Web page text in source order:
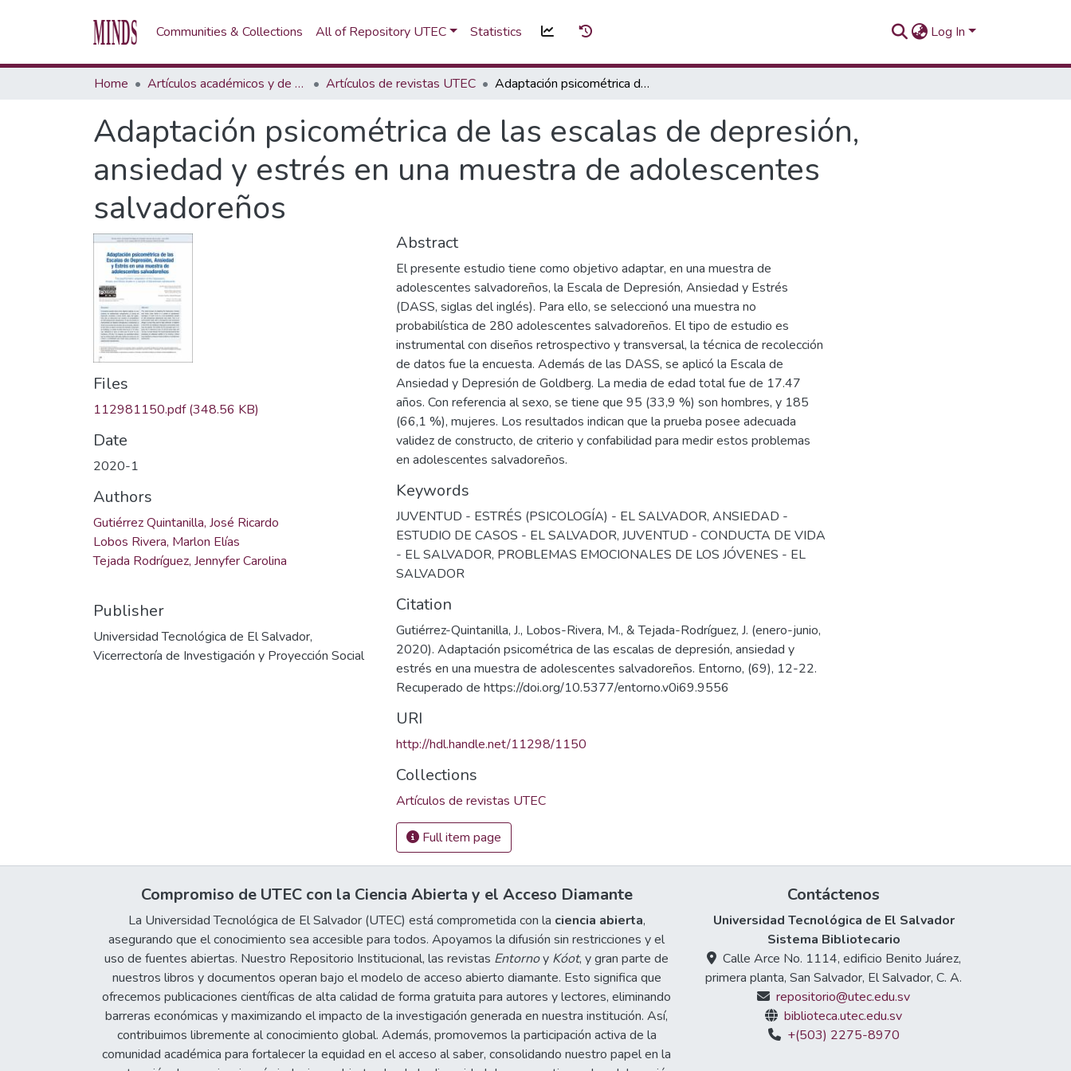
Communities & Collections All of Repository UTEC Statistics Log In
Home Artículos académicos y de opinión Artículos de revistas UTEC Adaptación psicométrica de las escalas de depresión, ansiedad y estrés en una muestra de adolescentes salvadoreños
Adaptación psicométrica de las escalas de depresión,
ansiedad y estrés en una muestra de adolescentes
salvadoreños
Files
112981150.pdf(348.56 KB)
Date
2020-1
Authors
Gutiérrez Quintanilla, José Ricardo
Lobos Rivera, Marlon Elías
Tejada Rodríguez, Jennyfer Carolina
Publisher
Universidad Tecnológica de El Salvador,
Vicerrectoría de Investigación y Proyección Social
Abstract
El presente estudio tiene como objetivo adaptar, en una muestra de
adolescentes salvadoreños, la Escala de Depresión, Ansiedad y Estrés
(DASS, siglas del inglés). Para ello, se seleccionó una muestra no
probabilística de 280 adolescentes salvadoreños. El tipo de estudio es
instrumental con diseños retrospectivo y transversal, la técnica de recolección
de datos fue la encuesta. Además de las DASS, se aplicó la Escala de
Ansiedad y Depresión de Goldberg. La media de edad total fue de 17.47
años. Con referencia al sexo, se tiene que 95 (33,9 %) son hombres, y 185
(66,1 %), mujeres. Los resultados indican que la prueba posee adecuada
validez de constructo, de criterio y confabilidad para medir estos problemas
en adolescentes salvadoreños.
Keywords
JUVENTUD - ESTRÉS (PSICOLOGÍA) - EL SALVADOR, ANSIEDAD -
ESTUDIO DE CASOS - EL SALVADOR, JUVENTUD - CONDUCTA DE VIDA
- EL SALVADOR, PROBLEMAS EMOCIONALES DE LOS JÓVENES - EL
SALVADOR
Citation
Gutiérrez-Quintanilla, J., Lobos-Rivera, M., & Tejada-Rodríguez, J. (enero-junio,
2020). Adaptación psicométrica de las escalas de depresión, ansiedad y
estrés en una muestra de adolescentes salvadoreños. Entorno, (69), 12-22.
Recuperado de https://doi.org/10.5377/entorno.v0i69.9556
URI
http://hdl.handle.net/11298/1150
Collections
Artículos de revistas UTEC
Full item page
Compromiso de UTEC con la Ciencia Abierta y el Acceso Diamante
La Universidad Tecnológica de El Salvador (UTEC) está comprometida con la ciencia abierta,
asegurando que el conocimiento sea accesible para todos. Apoyamos la difusión sin restricciones y el
uso de fuentes abiertas. Nuestro Repositorio Institucional, las revistas Entornoy Kóot, y gran parte de
nuestros libros y documentos operan bajo el modelo de acceso abierto diamante. Esto significa que
ofrecemos publicaciones científicas de alta calidad de forma gratuita para autores y lectores, eliminando
barreras económicas y maximizando el impacto de la investigación generada en nuestra institución. Así,
contribuimos libremente al conocimiento global. Además, promovemos la participación activa de la
comunidad académica para fortalecer la equidad en el acceso al saber, consolidando nuestro papel en la
Contáctenos
Universidad Tecnológica de El Salvador
Sistema Bibliotecario
Calle Arce No. 1114, edificio Benito Juárez,
primera planta, San Salvador, El Salvador, C. A.
repositorio@utec.edu.sv
biblioteca.utec.edu.sv
+(503) 2275-8970